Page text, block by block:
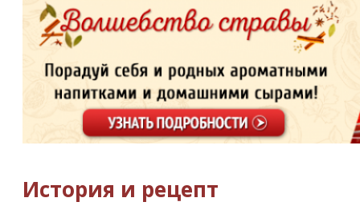
История и рецепт